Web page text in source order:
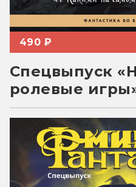
490 ₽
Спецвыпуск
ролевые